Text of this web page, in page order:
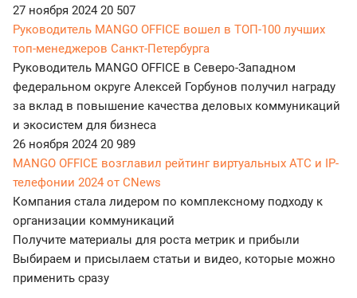
27 ноября 2024 20 507
Руководитель MANGO OFFICE вошел в ТОП-100 лучших
топ-менеджеров Санкт-Петербурга
Руководитель MANGO OFFICE в Северо-Западном
федеральном округе Алексей Горбунов получил награду
за вклад в повышение качества деловых коммуникаций
и экосистем для бизнеса
26 ноября 2024 20 989
MANGO OFFICE возглавил рейтинг виртуальных АТС и IP-
телефонии 2024 от CNews
Компания стала лидером по комплексному подходу к
организации коммуникаций
Получите материалы для роста метрик и прибыли
Выбираем и присылаем статьи и видео, которые можно
применить сразу